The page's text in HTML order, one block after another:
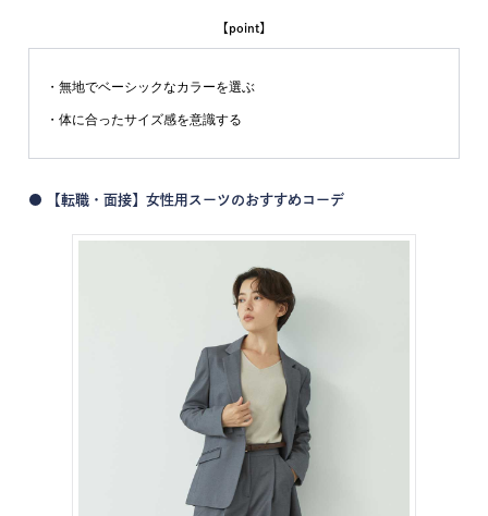
【point】
・無地でベーシックなカラーを選ぶ
・体に合ったサイズ感を意識する
● 【転職・面接】女性用スーツのおすすめコーデ